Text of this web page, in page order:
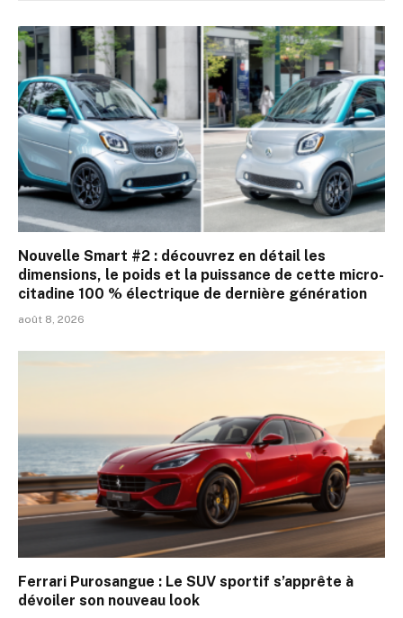
Nouvelle Smart #2 : découvrez en détail les
dimensions, le poids et la puissance de cette micro-
citadine 100 % électrique de dernière génération
août 8, 2026
Ferrari Purosangue : Le SUV sportif s’apprête à
dévoiler son nouveau look